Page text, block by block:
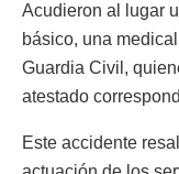
Acudieron al lugar
básico, una
Guardia Civil,
atestado
Este accidente